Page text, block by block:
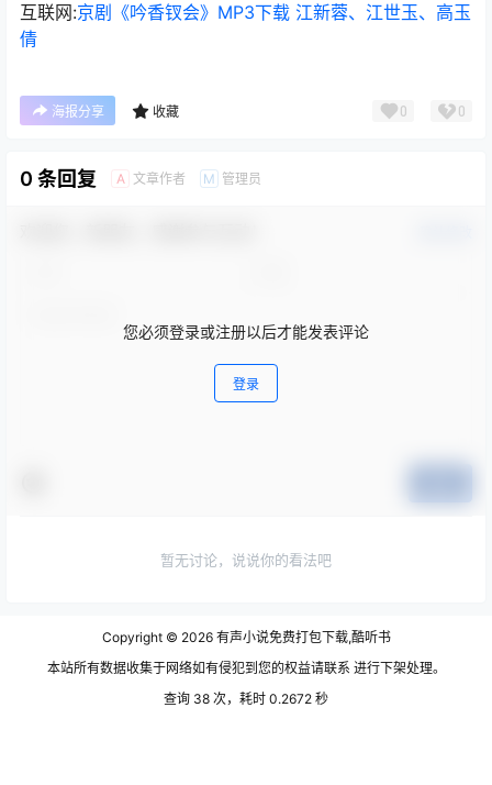
互联网:京剧《吟香钗会》MP3下载 江新蓉、江世玉、高玉
倩
海报分享 收藏 0 0
0 条回复 A 文章作者 M 管理员
您必须登录或注册以后才能发表评论
登录
暂无讨论，说说你的看法吧
Copyright © 2026有声小说免费打包下载,酷听书
本站所有数据收集于网络如有侵犯到您的权益请联系 进行下架处理。
查询 38 次，耗时 0.2672 秒